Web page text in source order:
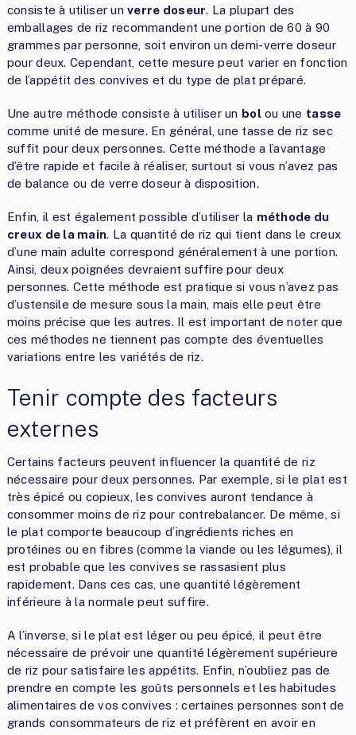
consiste à utiliser unverre doseur. La plupart des
emballages de riz recommandent une portion de 60 à 90
grammes par personne, soit environ un demi-verre doseur
pour deux. Cependant, cette mesure peut varier en fonction
de l’appétit des convives et du type de plat préparé.
Une autre méthode consiste à utiliser un bolou une tasse
comme unité de mesure. En général, une tasse de riz sec
suffit pour deux personnes. Cette méthode a l’avantage
d’être rapide et facile à réaliser, surtout si vous n’avez pas
de balance ou de verre doseur à disposition.
Enfin, il est également possible d’utiliser la méthode du
creux de la main. La quantité de riz qui tient dans le creux
d’une main adulte correspond généralement à une portion.
Ainsi, deux poignées devraient suffire pour deux
personnes. Cette méthode est pratique si vous n’avez pas
d’ustensile de mesure sous la main, mais elle peut être
moins précise que les autres. Il est important de noter que
ces méthodes ne tiennent pas compte des éventuelles
variations entre les variétés de riz.
Tenir compte des facteurs
externes
Certains facteurs peuvent influencer la quantité de riz
nécessaire pour deux personnes. Par exemple, si le plat est
très épicé ou copieux, les convives auront tendance à
consommer moins de riz pour contrebalancer. De même, si
le plat comporte beaucoup d’ingrédients riches en
protéines ou en fibres (comme la viande ou les légumes), il
est probable que les convives se rassasient plus
rapidement. Dans ces cas, une quantité légèrement
inférieure à la normale peut suffire.
A l’inverse, si le plat est léger ou peu épicé, il peut être
nécessaire de prévoir une quantité légèrement supérieure
de riz pour satisfaire les appétits. Enfin, n’oubliez pas de
prendre en compte les goûts personnels et les habitudes
alimentaires de vos convives : certaines personnes sont de
grands consommateurs de riz et préfèrent en avoir en